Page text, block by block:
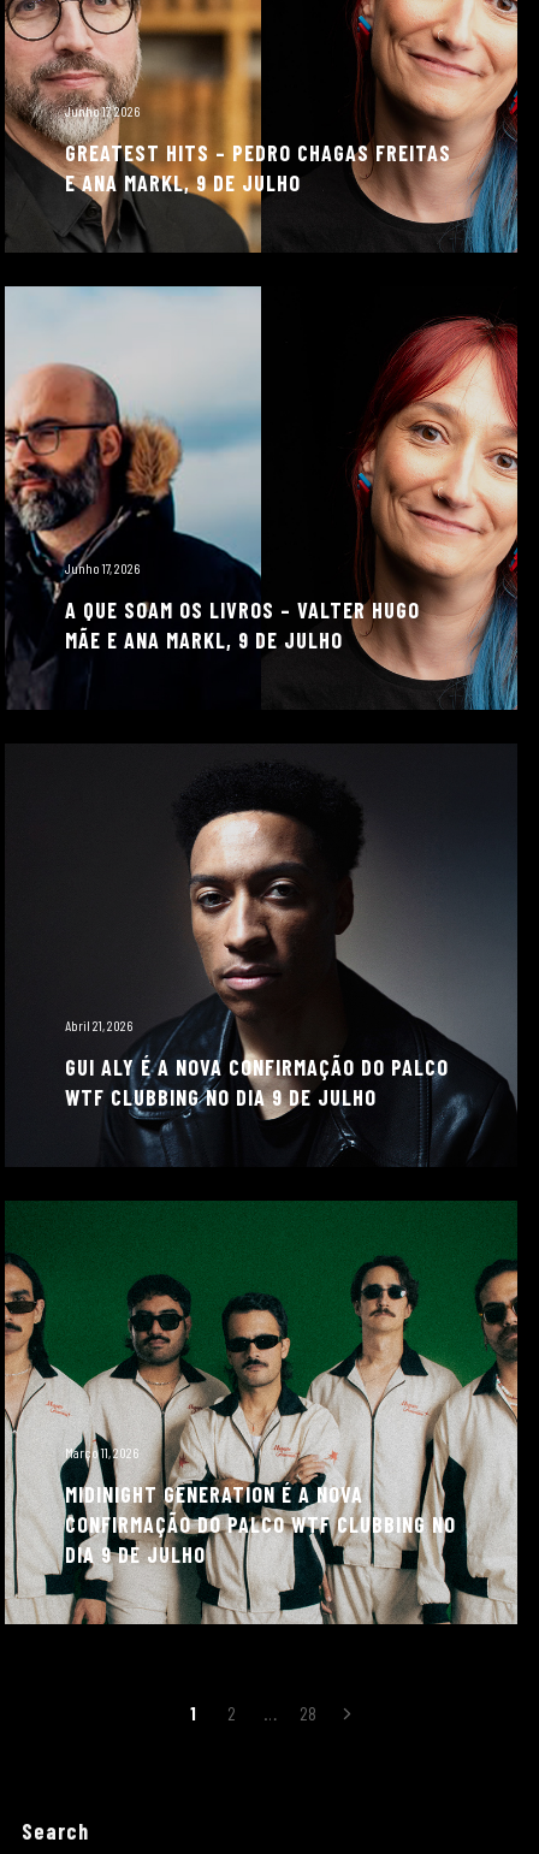
Junho 17, 2026
GREATEST HITS – PEDRO CHAGAS FREITAS
E ANA MARKL, 9 DE JULHO
Junho 17, 2026
A QUE SOAM OS LIVROS – VALTER HUGO
MÃE E ANA MARKL, 9 DE JULHO
Abril 21, 2026
GUI ALY É A NOVA CONFIRMAÇÃO DO PALCO
WTF CLUBBING NO DIA 9 DE JULHO
Março 11, 2026
MIDINIGHT GENERATION É A NOVA
CONFIRMAÇÃO DO PALCO WTF CLUBBING NO
DIA 9 DE JULHO
1 2 … 28
Search